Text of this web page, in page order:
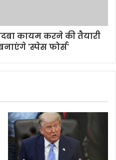
कायम करने की तैयारी
'स्पेस फोर्स'